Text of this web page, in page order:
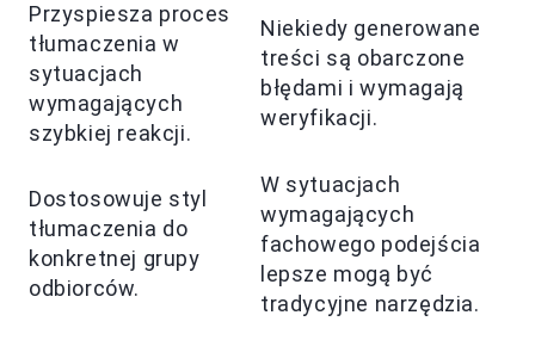
Przyspiesza proces
tłumaczenia w
sytuacjach
wymagających
szybkiej reakcji.
Niekiedy generowane
treści są obarczone
błędami i wymagają
weryfikacji.
Dostosowuje styl
tłumaczenia do
konkretnej grupy
odbiorców.
W sytuacjach
wymagających
fachowego podejścia
lepsze mogą być
tradycyjne narzędzia.